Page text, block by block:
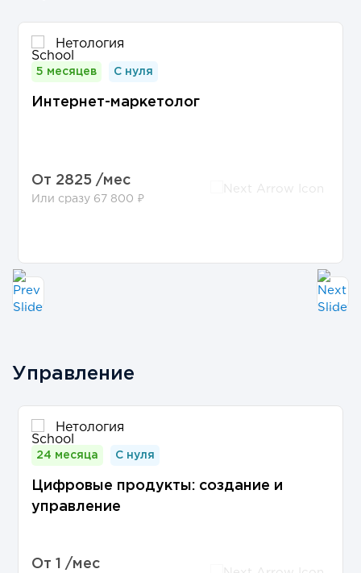
Нетология
5 месяцев С нуля
Интернет-маркетолог
От 2825 /мес
Или сразу 67 800 ₽
Управление
Нетология
24 месяца С нуля
Цифровые продукты: создание и
управление
От 1 /мес